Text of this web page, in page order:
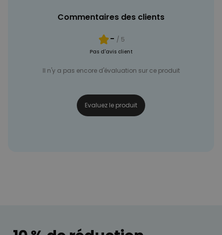
Commentaires des clients
- / 5
Pas d'avis client
Il n'y a pas encore d'évaluation sur ce produit
Evaluez le produit
COMMERCIALISATION
NON CLASSÉ